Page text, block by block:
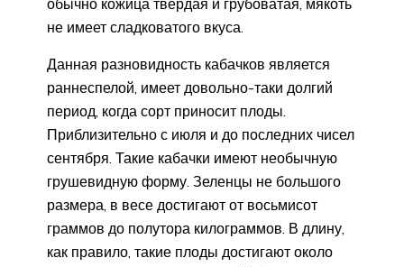
не имеет сладковатого вкуса.
Данная разновидность кабачков является
раннеспелой, имеет довольно-таки долгий
период, когда сорт приносит плоды.
Приблизительно с июля и до последних чисел
сентября. Такие кабачки имеют необычную
грушевидную форму. Зеленцы не большого
размера, в весе достигают от восьмисот
граммов до полутора килограммов. В длину,
как правило, такие плоды достигают около